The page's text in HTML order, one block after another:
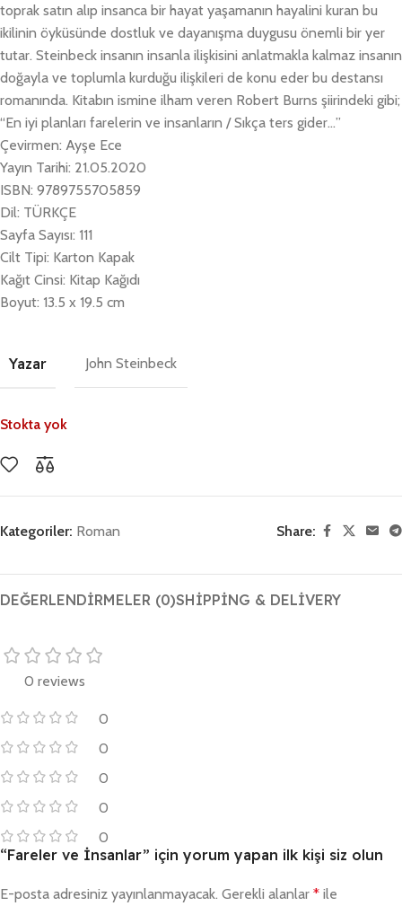
toprak satın alıp insanca bir hayat yaşamanın hayalini kuran bu
ikilinin öyküsünde dostluk ve dayanışma duygusu önemli bir yer
tutar. Steinbeck insanın insanla ilişkisini anlatmakla kalmaz insanın
doğayla ve toplumla kurduğu ilişkileri de konu eder bu destansı
romanında. Kitabın ismine ilham veren Robert Burns şiirindeki gibi;
“En iyi planları farelerin ve insanların / Sıkça ters gider…”
Çevirmen: Ayşe Ece
Yayın Tarihi: 21.05.2020
ISBN: 9789755705859
Dil: TÜRKÇE
Sayfa Sayısı: 111
Cilt Tipi: Karton Kapak
Kağıt Cinsi: Kitap Kağıdı
Boyut: 13.5 x 19.5 cm
Yazar John Steinbeck
Stokta yok
Kategoriler: Roman Share:
DEĞERLENDIRMELER (0)SHIPPING & DELIVERY
0 reviews
0
0
0
0
0
“Fareler ve İnsanlar” için yorum yapan ilk kişi siz olun
E-posta adresiniz yayınlanmayacak. Gerekli alanlar * ile